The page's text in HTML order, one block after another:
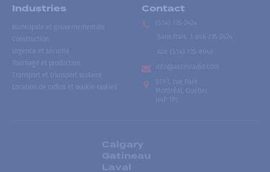
Industries
Municipale et gouvernementale
Construction
Urgence et sécurité
Tournage et production
Transport et transport scolaire
Location de radios et walkie-talkies
Contact
(514) 735-2424
Sans frais
1-866-735-2424
Fax:
(514) 735-8046
info@accesradio.com
5591, rue Paré
Montréal, Québec
H4P 1P7
Calgary
Gatineau
Laval